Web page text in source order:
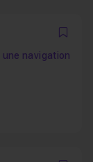
navigation